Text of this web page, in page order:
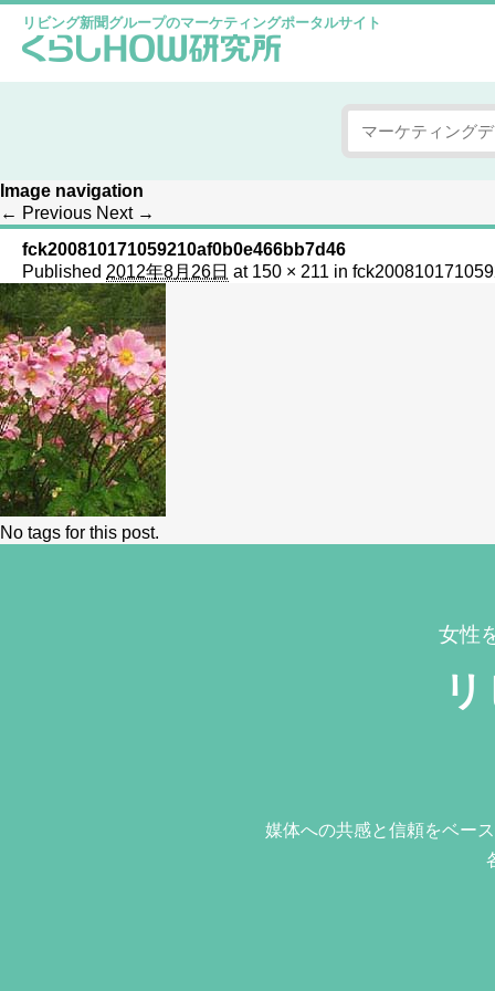
リビング新聞グループのマーケティングポータルサイト
Image navigation
← Previous Next →
fck200810171059210af0b0e466bb7d46
Published 2012年8月26日 at 150 × 211 in
No tags for this post.
女性
媒体への共感と信頼をベー